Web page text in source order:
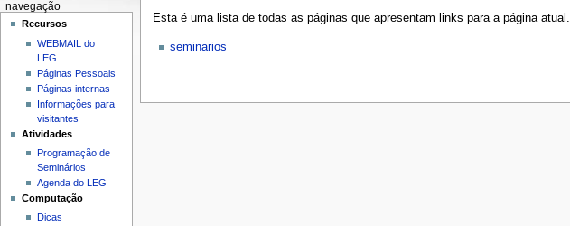
Esta é uma lista de todas as páginas que apresentam links para a página atual.
seminarios
navegação
Recursos
WEBMAIL do
LEG
Páginas Pessoais
Páginas internas
Informações para
visitantes
Atividades
Programação de
Seminários
Agenda do LEG
Computação
Dicas